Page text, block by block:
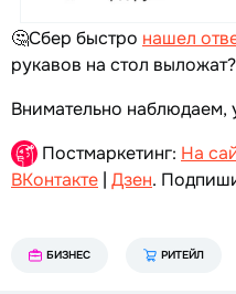
🤔Сбер быстро нашел
рукавов на стол выложат?
Внимательно наблюдаем,
Постмаркетинг: На
ВКонтакте | Дзен.
БИЗНЕС РИТЕЙЛ